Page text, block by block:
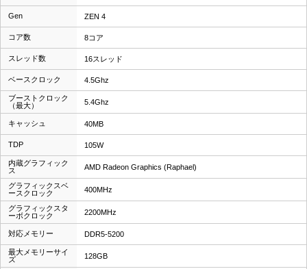
Gen ZEN 4
コア数 8コア
スレッド数 16スレッド
ベースクロック 4.5Ghz
ブーストクロック
（最大）
5.4Ghz
キャッシュ 40MB
TDP 105W
内蔵グラフィック
ス
AMD Radeon Graphics (Raphael)
グラフィックスベ
ースクロック
400MHz
グラフィックスタ
ーボクロック
2200MHz
対応メモリー DDR5-5200
最大メモリーサイ
ズ
128GB